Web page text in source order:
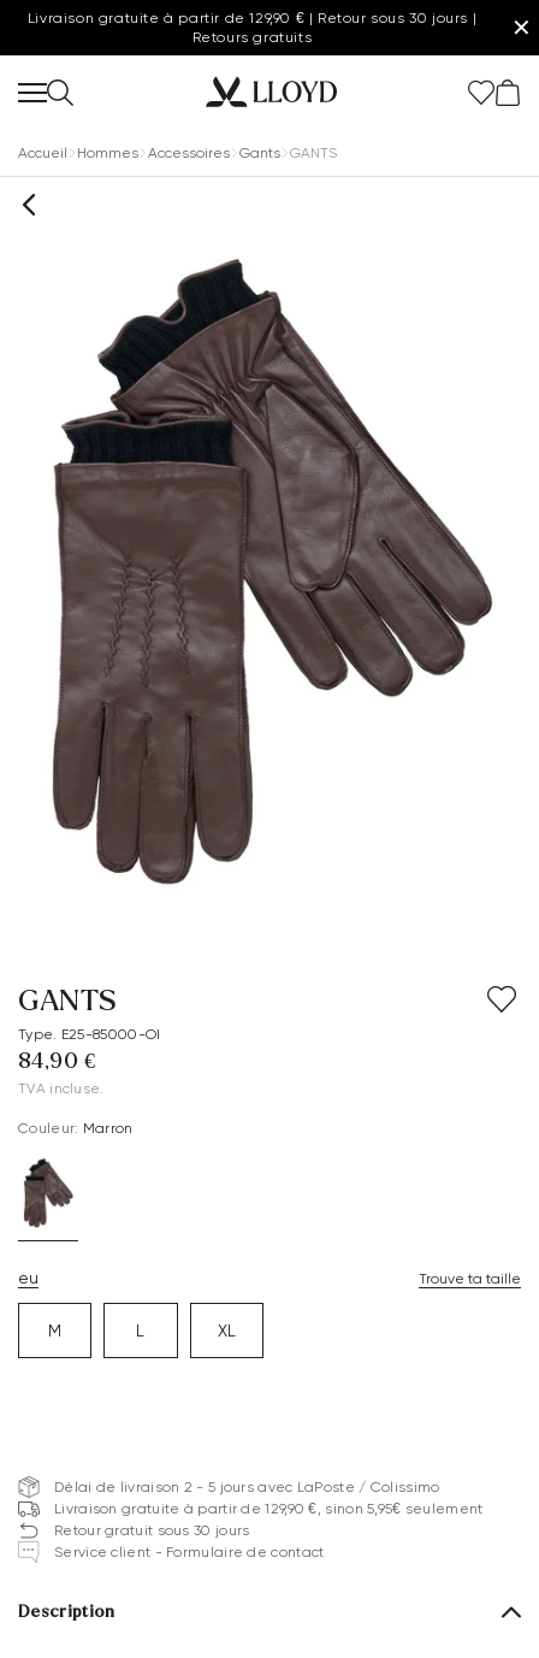
Livraison gratuite à partir de 129,90 € | Retour sous 30 jours |
Retours gratuits
✕
Accueil Hommes Accessoires Gants GANTS
GANTS
Type. E25-85000-OI
84,90 €
TVA incluse.
Couleur: Marron
eu Trouve ta taille
M L XL
Délai de livraison 2 - 5 jours avec LaPoste / Colissimo
Livraison gratuite à partir de 129,90 €, sinon 5,95€ seulement
Retour gratuit sous 30 jours
Service client - Formulaire de contact
Description